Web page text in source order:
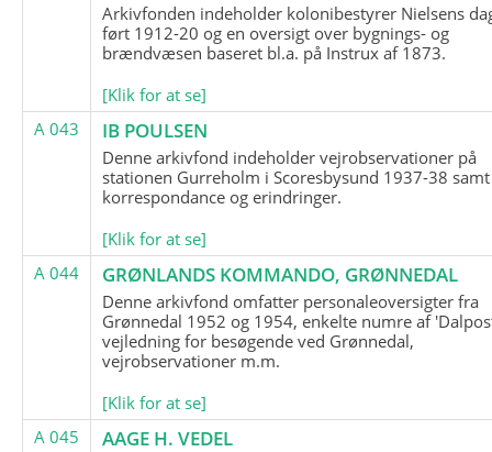
Arkivfonden indeholder kolonibestyrer Nielsens
ført 1912-20 og en oversigt over bygnings- og
brændvæsen baseret bl.a. på Instrux af 1873.
[Klik for at se]
A 043
IB POULSEN
Denne arkivfond indeholder vejrobservationer på
stationen Gurreholm i Scoresbysund 1937-38 samt
korrespondance og erindringer.
[Klik for at se]
A 044
GRØNLANDS KOMMANDO, GRØNNEDAL
Denne arkivfond omfatter personaleoversigter fra
Grønnedal 1952 og 1954, enkelte numre af
vejledning for besøgende ved Grønnedal,
vejrobservationer m.m.
[Klik for at se]
A 045
AAGE H. VEDEL